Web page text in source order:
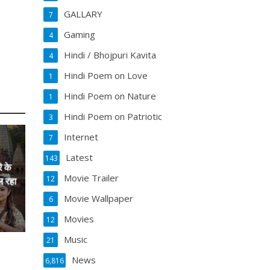
के
रहा
GALLARY
7
Gaming
4
Hindi / Bhojpuri Kavita
4
Hindi Poem on Love
1
Hindi Poem on Nature
1
Hindi Poem on Patriotic
3
Internet
7
Latest
143
Movie Trailer
12
Movie Wallpaper
6
Movies
12
Music
21
News
6,816